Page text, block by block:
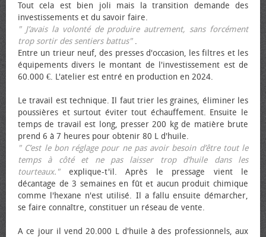
Tout cela est bien joli mais la transition demande des
investissements et du savoir faire.
" J’avais la volonté de produire autrement, sans forcément
trop sortir des sentiers battus".
Entre un trieur neuf, des presses d'occasion, les filtres et les
équipements divers le montant de l'investissement est de
60.000 €. L'atelier est entré en production en 2024.
Le travail est technique. Il faut trier les graines, éliminer les
poussières et surtout éviter tout échauffement. Ensuite le
temps de travail est long, presser 200 kg de matière brute
prend 6 à 7 heures pour obtenir 80 L d'huile.
" C’est le bon réglage pour ne pas avoir besoin d’être tout le
temps à côté et ne pas laisser trop d’huile dans les
tourteaux."explique-t'il. Après le pressage vient le
décantage de 3 semaines en fût et aucun produit chimique
comme l'hexane n'est utilisé. Il a fallu ensuite démarcher,
se faire connaître, constituer un réseau de vente.
A ce jour il vend 20.000 L d'huile à des professionnels, aux